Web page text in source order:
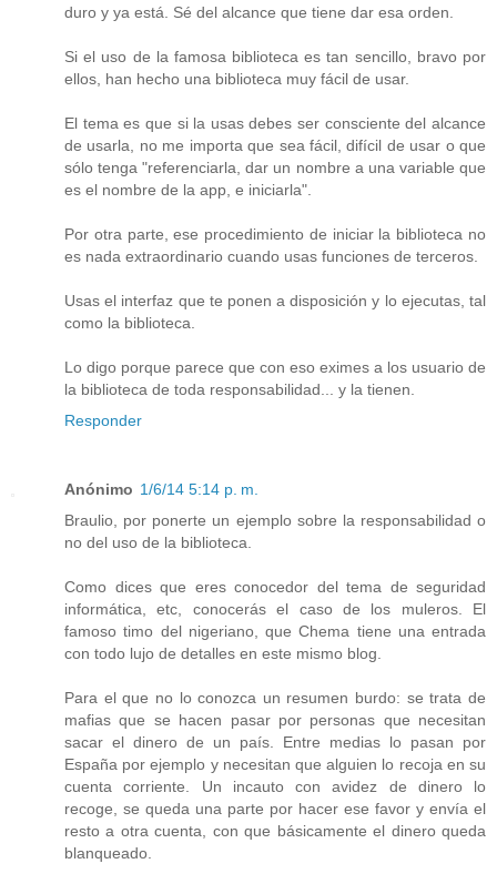
duro y ya está. Sé del alcance que tiene dar esa orden.
Si el uso de la famosa biblioteca es tan sencillo, bravo por
ellos, han hecho una biblioteca muy fácil de usar.
El tema es que si la usas debes ser consciente del alcance
de usarla, no me importa que sea fácil, difícil de usar o que
sólo tenga "referenciarla, dar un nombre a una variable que
es el nombre de la app, e iniciarla".
Por otra parte, ese procedimiento de iniciar la biblioteca no
es nada extraordinario cuando usas funciones de terceros.
Usas el interfaz que te ponen a disposición y lo ejecutas, tal
como la biblioteca.
Lo digo porque parece que con eso eximes a los usuario de
la biblioteca de toda responsabilidad... y la tienen.
Responder
Anónimo 1/6/14 5:14 p. m.
Braulio, por ponerte un ejemplo sobre la responsabilidad o
no del uso de la biblioteca.
Como dices que eres conocedor del tema de seguridad
informática, etc, conocerás el caso de los muleros. El
famoso timo del nigeriano, que Chema tiene una entrada
con todo lujo de detalles en este mismo blog.
Para el que no lo conozca un resumen burdo: se trata de
mafias que se hacen pasar por personas que necesitan
sacar el dinero de un país. Entre medias lo pasan por
España por ejemplo y necesitan que alguien lo recoja en su
cuenta corriente. Un incauto con avidez de dinero lo
recoge, se queda una parte por hacer ese favor y envía el
resto a otra cuenta, con que básicamente el dinero queda
blanqueado.